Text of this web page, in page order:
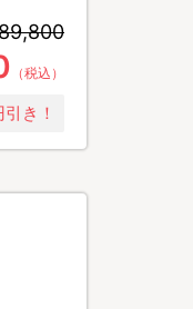
（税込）
き！